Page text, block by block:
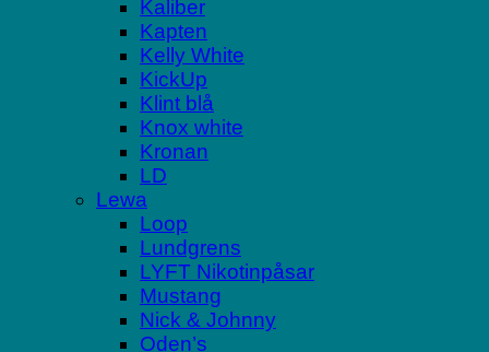
Kaliber
Kapten
Kelly White
KickUp
Klint blå
Knox white
Kronan
LD
Lewa
Loop
Lundgrens
LYFT Nikotinpåsar
Mustang
Nick & Johnny
Oden’s